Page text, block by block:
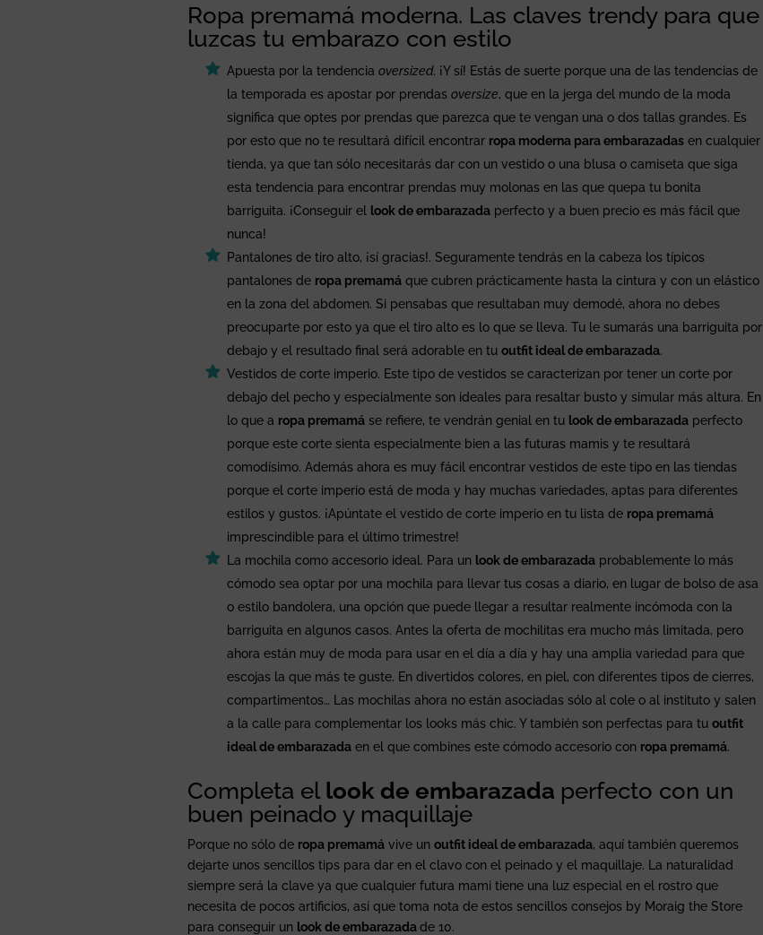
Ropa premamá moderna. Las claves trendy para que
luzcas tu embarazo con estilo
Apuesta por la tendenciaoversized. ¡Y sí! Estás de suerte porque una de las tendencias de
la temporada es apostar por prendasoversize, que en la jerga del mundo de la moda
significa que optes por prendas que parezca que te vengan una o dos tallas grandes. Es
por esto que no te resultará difícil encontrar ropa moderna para embarazadas en cualquier
tienda, ya que tan sólo necesitarás dar con un vestido o una blusa o camiseta que siga
esta tendencia para encontrar prendas muy molonas en las que quepa tu bonita
barriguita. ¡Conseguir el
look de embarazada perfecto y a buen precio es más fácil que
nunca!
Pantalones de tiro alto, ¡sí gracias!. Seguramente tendrás en la cabeza los típicos
pantalones de ropa premamá que cubren prácticamente hasta la cintura y con un elástico
en la zona del abdomen. Si pensabas que resultaban muy demodé, ahora no debes
preocuparte por esto ya que el tiro alto es lo que se lleva. Tu le sumarás una barriguita por
debajo y el resultado final será adorable en tuoutfit ideal de embarazada.
Vestidos de corte imperio. Este tipo de vestidos se caracterizan por tener un corte por
debajo del pecho y especialmente son ideales para resaltar busto y simular más altura. En
lo que a ropa premamá se refiere, te vendrán genial en tu look de embarazada perfecto
porque este corte sienta especialmente bien a las futuras mamis y te resultará
comodísimo. Además ahora es muy fácil encontrar vestidos de este tipo en las tiendas
porque el corte imperio está de moda y hay muchas variedades, aptas para diferentes
estilos y gustos. ¡Apúntate el vestido de corte imperio en tu lista de ropa premamá
imprescindible para el último trimestre!
La mochila como accesorio ideal. Para un look de embarazada probablemente lo más
cómodo sea optar por una mochila para llevar tus cosas a diario, en lugar de bolso de asa
o estilo bandolera, una opción que puede llegar a resultar realmente incómoda con la
barriguita en algunos casos. Antes la oferta de mochilitas era mucho más limitada, pero
ahora están muy de moda para usar en el día a día y hay una amplia variedad para que
escojas la que más te guste. En divertidos colores, en piel, con diferentes tipos de cierres,
compartimentos… Las mochilas ahora no están asociadas sólo al cole o al instituto y salen
a la calle para complementar los looks más chic. Y también son perfectas para tuoutfit
ideal de embarazada en el que combines este cómodo accesorio con ropa premamá.
Completa el look de embarazada perfecto con un
buen peinado y maquillaje
Porque no sólo de ropa premamá vive unoutfit ideal de embarazada, aquí también queremos
dejarte unos sencillos tips para dar en el clavo con el peinado y el maquillaje. La naturalidad
siempre será la clave ya que cualquier futura mami tiene una luz especial en el rostro que
necesita de pocos artificios, así que toma nota de estos sencillos consejos by Moraig the Store
para conseguir un look de embarazadade 10.